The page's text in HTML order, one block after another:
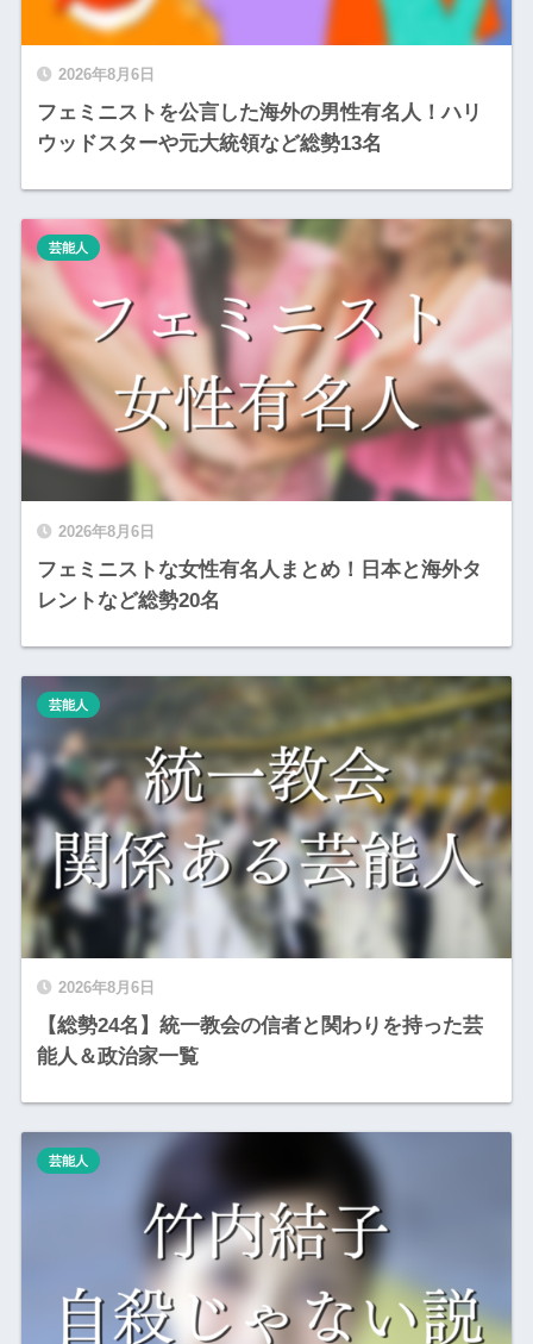
2026年8月6日
フェミニストを公言した海外の男性有名人！ハリ
ウッドスターや元大統領など総勢13名
2026年8月6日
フェミニストな女性有名人まとめ！日本と海外タ
レントなど総勢20名
芸能人
2026年8月6日
【総勢24名】統一教会の信者と関わりを持った芸
能人＆政治家一覧
芸能人
芸能人